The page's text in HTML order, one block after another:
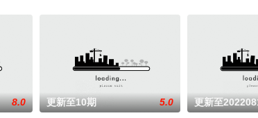
8.0 更新至10期 5.0 更新至